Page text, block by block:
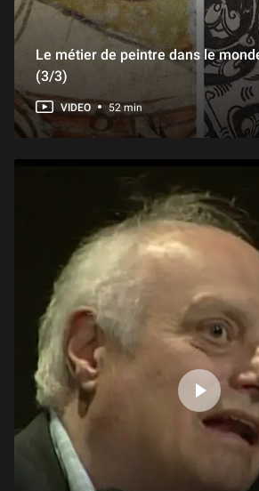
Le métier de peintre dans le
(3/3)
VIDEO 52 min